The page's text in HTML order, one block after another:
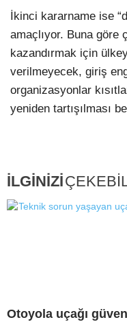
İkinci kararname ise
amaçlıyor. Buna göre
kazandırmak için
verilmeyecek, giriş
organizasyonlar
yeniden tartışılması
İLGİNİZİ
Otoyola uçağı